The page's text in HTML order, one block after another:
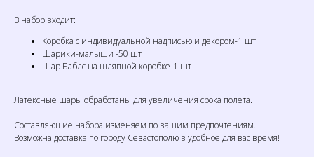
В набор входит:
Коробка с индивидуальной надписью и декором-1 шт
Шарики-малыши -50 шт
Шар Баблс на шляпной коробке-1 шт
Латексные шары обработаны для увеличения срока полета.
Составляющие набора изменяем по вашим предпочтениям.
Возможна доставка по городу Севастополю в удобное для вас время!